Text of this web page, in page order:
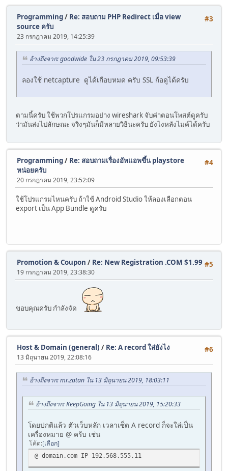
#3
Programming/ Re: สอบถาม PHP Redirect เมื่อ view
source ครับ
23 กรกฎาคม 2019, 14:25:39
อ้างถึงจาก: goodwide ใน 23 กรกฎาคม 2019, 09:53:39
ลองใช้ netcapture ดูได้เกือบหมด ครับ SSL ก้อดูได้ครับ
ตามนี้ครับ ใช้พวกโปรแกรมอย่าง wireshark จับค่าตอนโพสต์ดูครับ
ว่ามันส่งไปลักษณะ จริงๆมันก็มีหลายวิธีนะครับ ยังไงหลังไมค์ได้ครับ
#4
Programming/ Re: สอบถามเรื่องอัพแอพขึ้น playstore
หน่อยครับ
20 กรกฎาคม 2019, 23:52:09
ใช้โปรแกรมไหนครับ ถ้าใช้ Android Studio ให้ลองเลือกตอน
export เป็น App Bundle ดูครับ
#5
Promotion & Coupon / Re: New Registration .COM $1.99
19 กรกฎาคม 2019, 23:38:30
ขอบคุณครับ กำลังจัด
#6
Host & Domain (general) / Re: A record ใส่ยังไง
13 มิถุนายน 2019, 22:08:16
อ้างถึงจาก: mr.zatan ใน 13 มิถุนายน 2019, 18:03:11
อ้างถึงจาก: KeepGoing ใน 13 มิถุนายน 2019, 15:20:33
โดยปกติแล้ว ตัวเว็บหลัก เวลาเซ็ต A record ก็จะใส่เป็น
เครื่องหมาย @ ครับ เช่น
โค้ด เลือก
@ domain.com IP 192.568.555.11